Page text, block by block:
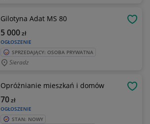
Gilotyna Adat MS 80
OGŁOSZENIE
5 000zł
SPRZEDAJĄCY: OSOBA PRYWATNA
Sieradz
Opróżnianie mieszkań i domów
OGŁOSZENIE
70zł
STAN: NOWY